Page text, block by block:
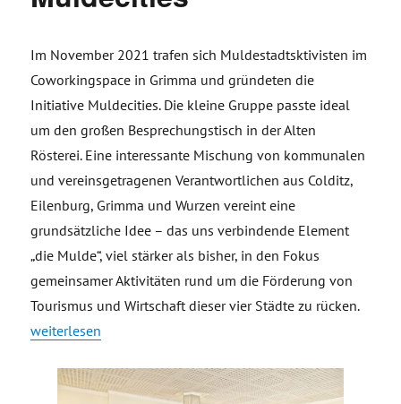
Im November 2021 trafen sich Muldestadtsktivisten im
Coworkingspace in Grimma und gründeten die
Initiative Muldecities. Die kleine Gruppe passte ideal
um den großen Besprechungstisch in der Alten
Rösterei. Eine interessante Mischung von kommunalen
und vereinsgetragenen Verantwortlichen aus Colditz,
Eilenburg, Grimma und Wurzen vereint eine
grundsätzliche Idee – das uns verbindende Element
„die Mulde“, viel stärker als bisher, in den Fokus
gemeinsamer Aktivitäten rund um die Förderung von
Tourismus und Wirtschaft dieser vier Städte zu rücken.
„Gründung Initiative Muldecities“
weiterlesen